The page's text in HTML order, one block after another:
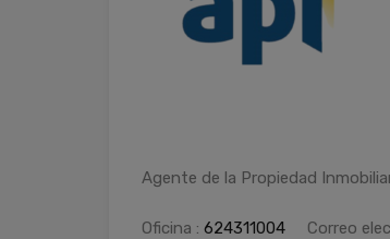
Agente de la Propiedad
Oficina : 624311004 Correo